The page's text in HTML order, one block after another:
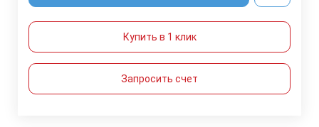
Купить в 1 клик
Запросить счет